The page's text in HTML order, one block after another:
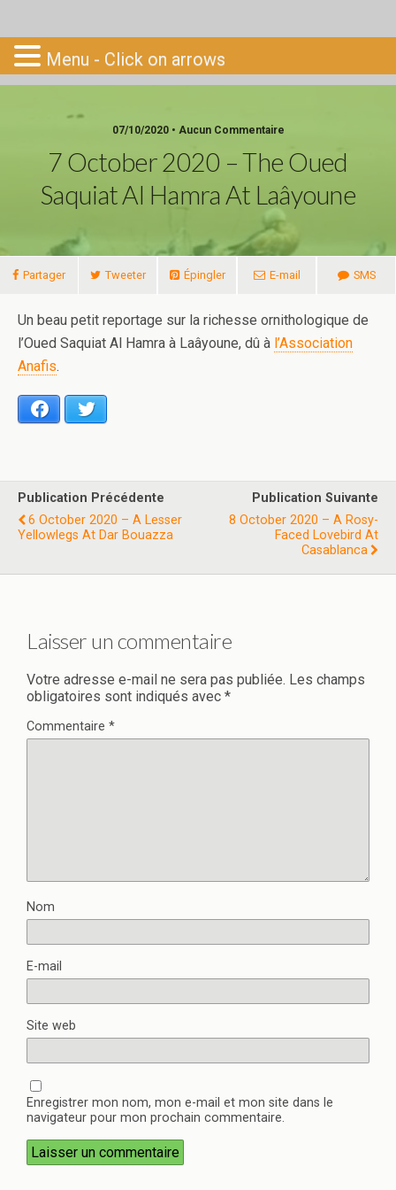
Go-South
07/10/2020 • Aucun Commentaire
7 October 2020 – The Oued
Saquiat Al Hamra At Laâyoune
Partager Tweeter Épingler E-mail SMS
Un beau petit reportage sur la richesse ornithologique de
l’Oued Saquiat Al Hamra à Laâyoune, dû à l’Association
Anafis.
Facebook
Publication Précédente
6 October 2020 – A Lesser
Yellowlegs At Dar Bouazza
Publication Suivante
8 October 2020 – A Rosy-
Faced Lovebird At
Casablanca
Laisser un commentaire
Votre adresse e-mail ne sera pas publiée. Les champs
obligatoires sont indiqués avec *
Commentaire *
Nom
E-mail
Site web
Enregistrer mon nom, mon e-mail et mon site dans le
navigateur pour mon prochain commentaire.
Menu - Click on arrows